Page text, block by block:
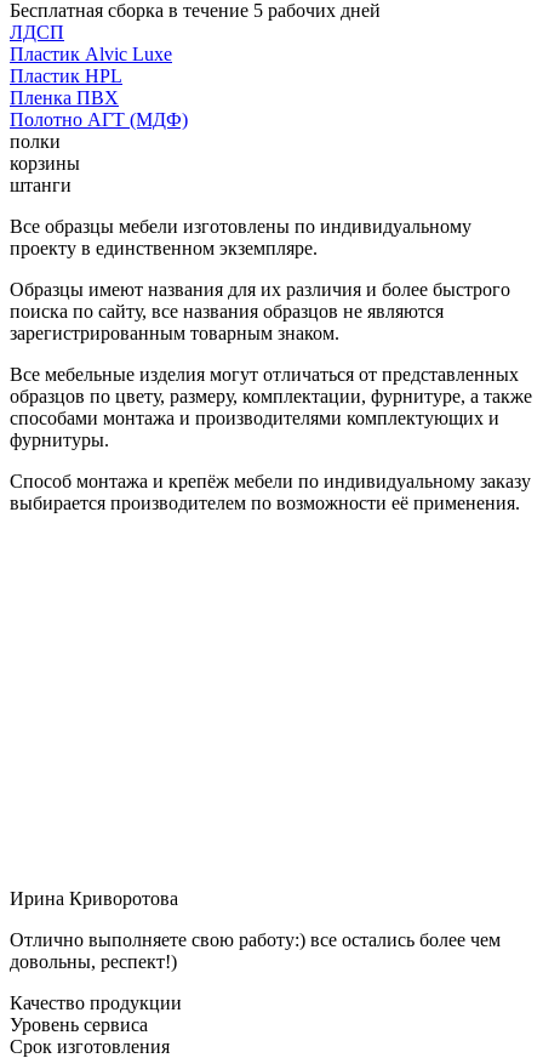
Бесплатная сборка в течение 5 рабочих дней
ЛДСП
Пластик Alvic Luxe
Пластик HPL
Пленка ПВХ
Полотно АГТ (МДФ)
полки
корзины
штанги
Все образцы мебели изготовлены по индивидуальному
проекту в единственном экземпляре.
Образцы имеют названия для их различия и более быстрого
поиска по сайту, все названия образцов не являются
зарегистрированным товарным знаком.
Все мебельные изделия могут отличаться от представленных
образцов по цвету, размеру, комплектации, фурнитуре, а также
способами монтажа и производителями комплектующих и
фурнитуры.
Способ монтажа и крепёж мебели по индивидуальному заказу
выбирается производителем по возможности её применения.
Ирина Криворотова
Отлично выполняете свою работу:) все остались более чем
довольны, респект!)
Качество продукции
Уровень сервиса
Срок изготовления